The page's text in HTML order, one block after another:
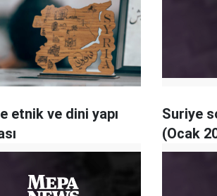
etnik ve dini yapı
Suriye
(Ocak